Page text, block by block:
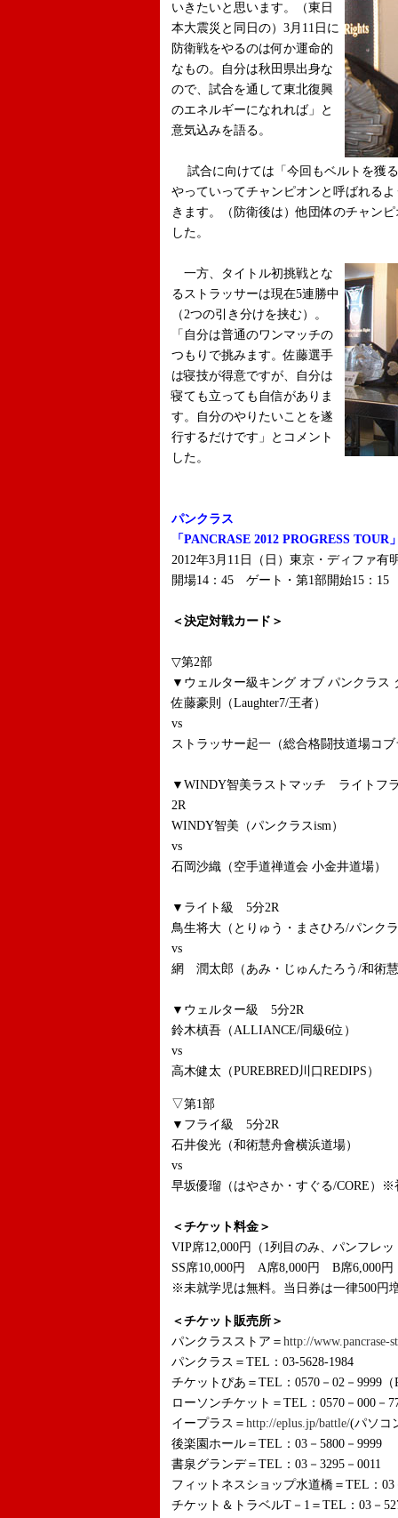
いきたいと思います。（東日
本大震災と同日の）3月11日に
防衛戦をやるのは何か運命的
なもの。自分は秋田県出身な
ので、試合を通して東北復興
のエネルギーになれれば」と
意気込みを語る。
試合に向けては「今回もベルトを獲
やっていってチャンピオンと呼ばれる
きます。（防衛後は）他団体のチャン
した。
一方、タイトル初挑戦とな
るストラッサーは現在5連勝中
（2つの引き分けを挟む）。
「自分は普通のワンマッチの
つもりで挑みます。佐藤選手
は寝技が得意ですが、自分は
寝ても立っても自信がありま
す。自分のやりたいことを遂
行するだけです」とコメント
した。
パンクラス
「PANCRASE 2012 PROGRESS TOUR
2012年3月11日（日）東京・ディファ有
開場14：45 ゲート・第1部開始15：15
＜決定対戦カード＞
▽第2部
▼ウェルター級キング オブ パンクラ
佐藤豪則（Laughter7/王者）
vs
ストラッサー起一（総合格闘技道場コ
▼WINDY智美ラストマッチ ライトフ
2R
WINDY智美（パンクラスism）
vs
石岡沙織（空手道禅道会 小金井道場）
▼ライト級 5分2R
鳥生将大（とりゅう・まさひろ/パンク
vs
網 潤太郎（あみ・じゅんたろう/和術
▼ウェルター級 5分2R
鈴木槙吾（ALLIANCE/同級6位）
vs
高木健太（PUREBRED川口REDIPS）
▽第1部
▼フライ級 5
石井俊光（和術慧舟會横浜道場）
vs
早坂優瑠（はやさか・すぐる/CORE）※
＜チケット料金＞
VIP席12,000円（1列目のみ、パンフレ
SS席10,000円 A席8,000円 B席6,000円
※未就学児は無料。当日券は一律500円
＜チケット販売所＞
パンクラスストア＝ http://www.pancrase-
パンクラス＝TEL：03-5628-1984
チケットぴあ＝TEL：0570－02－9999（
ローソンチケット＝TEL：0570－000－
イープラス＝ http://eplus.jp/battle/(パソコ
後楽園ホール＝TEL：03－5800－9999
書泉グランデ＝TEL：03－3295－0011
フィットネスショップ水道橋＝TEL：03
チケット＆トラベルT－1＝TEL：03－